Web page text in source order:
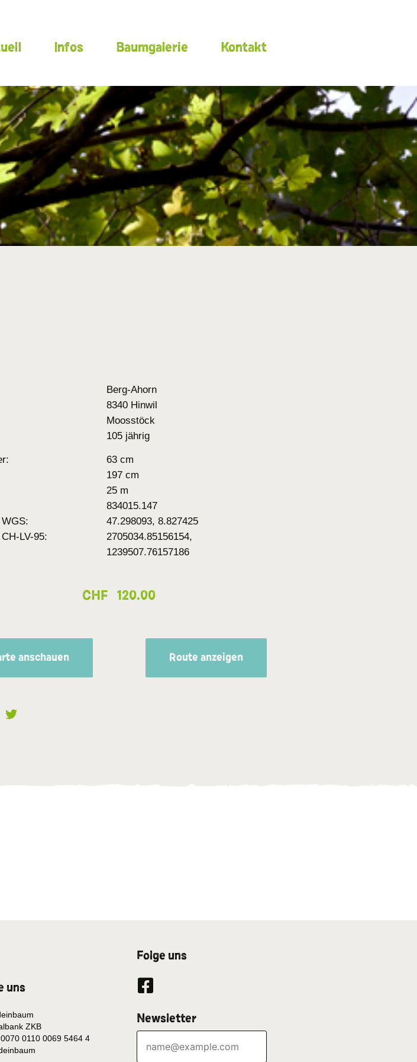
Infos Baumgalerie Kontakt
Berg-Ahorn
8340 Hinwil
Moosstöck
105 jährig
63 cm
197 cm
25 m
834015.147
47.298093, 8.827425
LV-95:
2705034.85156154,
1239507.76157186
CHF 120.00
anschauen Route anzeigen
uns
ZKB
0110 0069 5464 4
Folge uns
Newsletter